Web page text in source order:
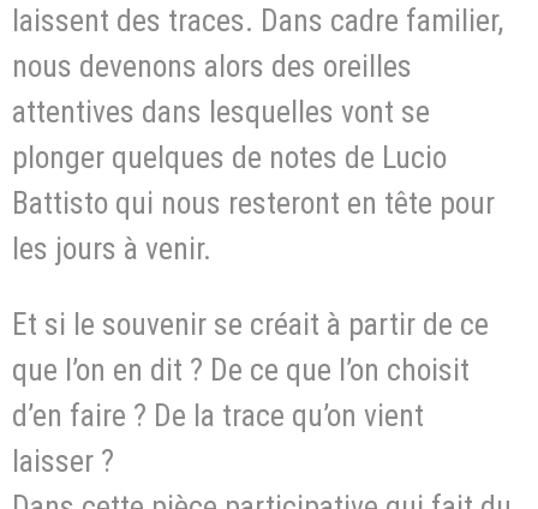
laissent des traces. Dans cadre familier,
nous devenons alors des oreilles
attentives dans lesquelles vont se
plonger quelques de notes de Lucio
Battisto qui nous resteront en tête pour
les jours à venir.
Et si le souvenir se créait à partir de ce
que l’on en dit ? De ce que l’on choisit
d’en faire ? De la trace qu’on vient
laisser ?